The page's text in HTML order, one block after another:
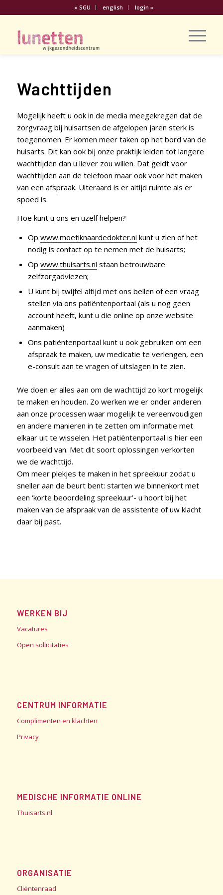
« SGU english login »
Wachttijden
Mogelijk heeft u ook in de media meegekregen dat de
zorgvraag bij huisartsen de afgelopen jaren sterk is
toegenomen. Er komen meer taken op het bord van de
huisarts. Dit kan ook bij onze praktijk leiden tot langere
wachttijden dan u liever zou willen. Dat geldt voor
wachttijden aan de telefoon maar ook voor het maken
van een afspraak. Uiteraard is er altijd ruimte als er
spoed is.
Hoe kunt u ons en uzelf helpen?
Op www.moetiknaardedokter.nl kunt u zien of het
nodig is contact op te nemen met de huisarts;
Op www.thuisarts.nl staan betrouwbare
zelfzorgadviezen;
U kunt bij twijfel altijd met ons bellen of een vraag
stellen via ons patiëntenportaal (als u nog geen
account heeft, kunt u die online op onze website
aanmaken)
Ons patiëntenportaal kunt u ook gebruiken om een
afspraak te maken, uw medicatie te verlengen, een
e-consult aan te vragen of uitslagen in te zien.
We doen er alles aan om de wachttijd zo kort mogelijk
te maken en houden. Zo werken we er onder anderen
aan onze processen waar mogelijk te vereenvoudigen
en andere manieren in te zetten om informatie met
elkaar uit te wisselen. Het patiëntenportaal is hier een
voorbeeld van. Met dit soort oplossingen verkorten
we de wachttijd.
Om meer plekjes te maken in het spreekuur zodat u
sneller aan de beurt bent: starten we binnenkort met
een ‘korte beoordeling spreekuur’- u hoort bij het
maken van de afspraak van de assistente of uw klacht
daar bij past.
WERKEN BIJ
Vacatures
Open sollicitaties
CENTRUM INFORMATIE
Complimenten en klachten
Privacy
MEDISCHE INFORMATIE ONLINE
Thuisarts.nl
ORGANISATIE
Cliëntenraad